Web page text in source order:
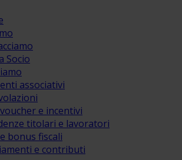
Socio
associativi
e incentivi
titolari e lavoratori
bonus fiscali
e contributi